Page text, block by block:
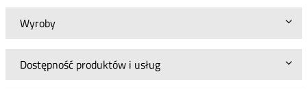
Wyroby
Dostępność produktów i usług